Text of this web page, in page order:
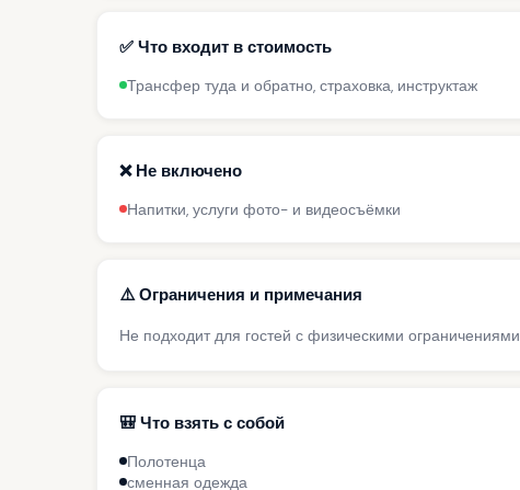
✅ Что входит в стоимость
Трансфер туда и обратно, страховка, инструктаж
❌ Не включено
Напитки, услуги фото- и видеосъёмки
⚠️ Ограничения и примечания
Не подходит для гостей с физическими ограничениями
🎒 Что взять с собой
Полотенца
сменная одежда